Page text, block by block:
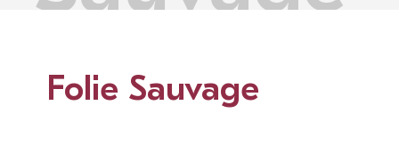
Folie Sauvage